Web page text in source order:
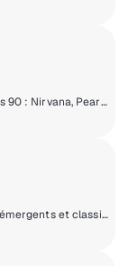
Rock alternatif et grunge des années 90 : Nirvana, Pearl Jam, Green Day, Smashing Pumpkins, Soundgarden, Weezer, Oasis et plus.
Sonorités révolutionnaires, artistes émergents et classiques de la musique indépendante.